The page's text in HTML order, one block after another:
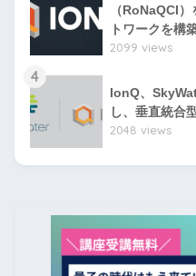
（RoNaQCI
トワークを構
2099 views
4
IonQ、
し、垂直統合
2048 views